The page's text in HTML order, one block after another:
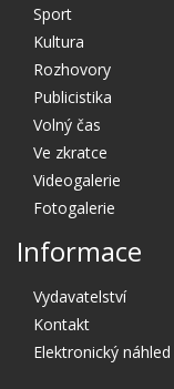
Sport
Kultura
Rozhovory
Publicistika
Volný čas
Ve zkratce
Videogalerie
Fotogalerie
Informace
Vydavatelství
Kontakt
Elektronický náhled